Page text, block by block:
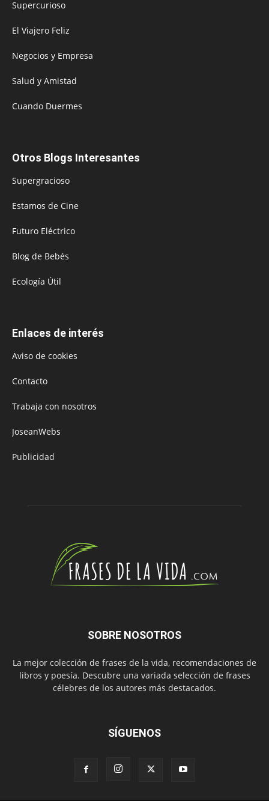
Supercurioso
El Viajero Feliz
Negocios y Empresa
Salud y Amistad
Cuando Duermes
Otros Blogs Interesantes
Supergracioso
Estamos de Cine
Futuro Eléctrico
Blog de Bebés
Ecología Útil
Enlaces de interés
Aviso de cookies
Contacto
Trabaja con nosotros
JoseanWebs
Publicidad
SOBRE NOSOTROS
La mejor colección de frases de la vida, recomendaciones de
libros y poesía. Descubre una variada selección de frases
célebres de los autores más destacados.
SÍGUENOS